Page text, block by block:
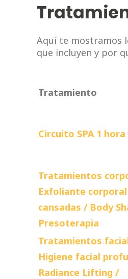
Aquí te mostramos
que incluyen y por
Tratamiento
Circuito SPA 1 hora
Tratamientos
Exfoliante
cansadas / Body
Presoterapia
Tratamientos
Higiene facial
Radiance Lifting /